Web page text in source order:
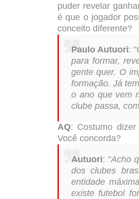
puder revelar
é que o jogador
conceito diferente?
Paulo Autuori: "
para formar,
gente quer. O
formação. Já
o ano que vem
clube passa,
AQ: Costumo
Você concorda?
Autuori: "Acho
dos clubes
entidade
existe futebol